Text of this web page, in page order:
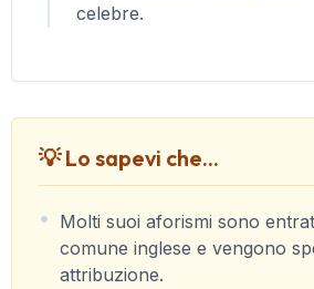
celebre.
💡 Lo sapevi che...
Molti suoi aforismi sono
comune inglese e vengono
attribuzione.